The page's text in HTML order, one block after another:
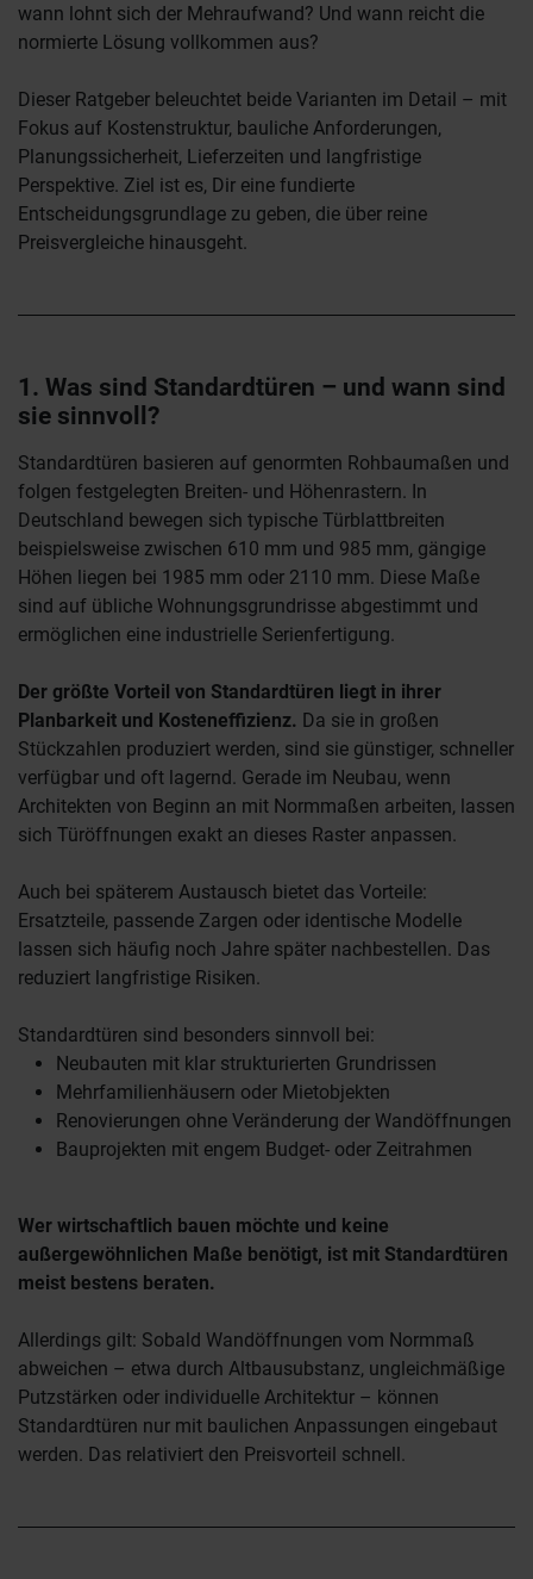
wann lohnt sich der Mehraufwand? Und wann reicht die
normierte Lösung vollkommen aus?
Dieser Ratgeber beleuchtet beide Varianten im Detail – mit
Fokus auf Kostenstruktur, bauliche Anforderungen,
Planungssicherheit, Lieferzeiten und langfristige
Perspektive. Ziel ist es, Dir eine fundierte
Entscheidungsgrundlage zu geben, die über reine
Preisvergleiche hinausgeht.
1. Was sind Standardtüren – und wann sind
sie sinnvoll?
Standardtüren basieren auf genormten Rohbaumaßen und
folgen festgelegten Breiten- und Höhenrastern. In
Deutschland bewegen sich typische Türblattbreiten
beispielsweise zwischen 610 mm und 985 mm, gängige
Höhen liegen bei 1985 mm oder 2110 mm. Diese Maße
sind auf übliche Wohnungsgrundrisse abgestimmt und
ermöglichen eine industrielle Serienfertigung.
Der größte Vorteil von Standardtüren liegt in ihrer
Planbarkeit und Kosteneffizienz. Da sie in großen
Stückzahlen produziert werden, sind sie günstiger, schneller
verfügbar und oft lagernd. Gerade im Neubau, wenn
Architekten von Beginn an mit Normmaßen arbeiten, lassen
sich Türöffnungen exakt an dieses Raster anpassen.
Auch bei späterem Austausch bietet das Vorteile:
Ersatzteile, passende Zargen oder identische Modelle
lassen sich häufig noch Jahre später nachbestellen. Das
reduziert langfristige Risiken.
Standardtüren sind besonders sinnvoll bei:
Neubauten mit klar strukturierten Grundrissen
Mehrfamilienhäusern oder Mietobjekten
Renovierungen ohne Veränderung der Wandöffnungen
Bauprojekten mit engem Budget- oder Zeitrahmen
Wer wirtschaftlich bauen möchte und keine
außergewöhnlichen Maße benötigt, ist mit Standardtüren
meist bestens beraten.
Allerdings gilt: Sobald Wandöffnungen vom Normmaß
abweichen – etwa durch Altbausubstanz, ungleichmäßige
Putzstärken oder individuelle Architektur – können
Standardtüren nur mit baulichen Anpassungen eingebaut
werden. Das relativiert den Preisvorteil schnell.